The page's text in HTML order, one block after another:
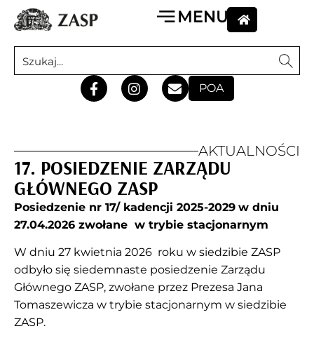
POA
AKTUALNOŚCI
17. POSIEDZENIE ZARZĄDU
GŁÓWNEGO ZASP
Posiedzenie nr 17/ kadencji 2025-2029 w dniu
27.04.2026 zwołane w trybie stacjonarnym
W dniu 27 kwietnia 2026 roku w siedzibie ZASP
odbyło się siedemnaste posiedzenie Zarządu
Głównego ZASP, zwołane przez Prezesa Jana
Tomaszewicza w trybie stacjonarnym w siedzibie
ZASP.